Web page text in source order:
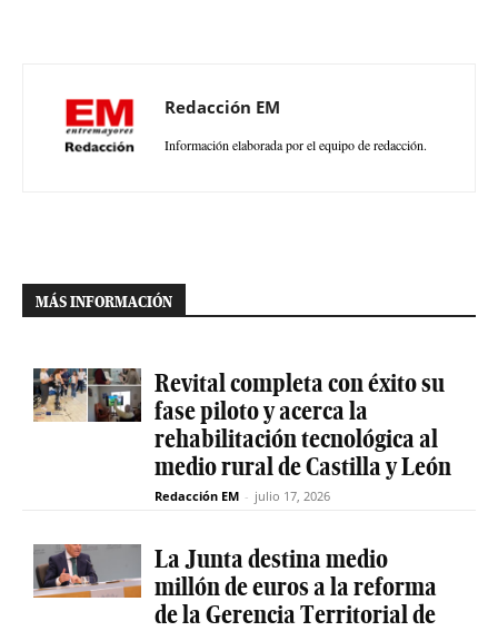
Redacción EM
Información elaborada por el equipo de redacción.
MÁS INFORMACIÓN
Revital completa con éxito su
fase piloto y acerca la
rehabilitación tecnológica al
medio rural de Castilla y León
Redacción EM - julio 17, 2026
La Junta destina medio
millón de euros a la reforma
de la Gerencia Territorial de